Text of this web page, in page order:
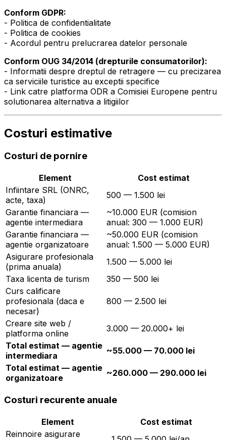
Conform GDPR:
- Politica de confidentialitate
- Politica de cookies
- Acordul pentru prelucrarea datelor personale
Conform OUG 34/2014 (drepturile consumatorilor):
- Informatii despre dreptul de retragere — cu precizarea
ca serviciile turistice au exceptii specifice
- Link catre platforma ODR a Comisiei Europene pentru
solutionarea alternativa a litigiilor
Costuri estimative
Costuri de pornire
Element
Cost estimat
Infiintare SRL (ONRC,
acte, taxa)
500 — 1.500 lei
Garantie financiara —
agentie intermediara
~10.000 EUR (comision
anual: 300 — 1.000 EUR)
Garantie financiara —
agentie organizatoare
~50.000 EUR (comision
anual: 1.500 — 5.000 EUR)
Asigurare profesionala
(prima anuala)
1.500 — 5.000 lei
Taxa licenta de turism
350 — 500 lei
Curs calificare
profesionala (daca e
necesar)
800 — 2.500 lei
Creare site web /
platforma online
3.000 — 20.000+ lei
Total estimat — agentie
intermediara
~55.000 — 70.000 lei
Total estimat — agentie
organizatoare
~260.000 — 290.000 lei
Costuri recurente anuale
Element
Cost estimat
Reinnoire asigurare